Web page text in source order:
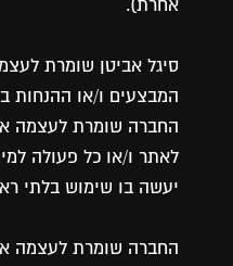
אחרת).
סיגל אביטן שומרת
המבצעים ו/או ההנחות
החברה שומרת לעצמה
לאתר ו/או כל פעולה
יעשה בו שימוש בלתי
החברה שומרת לעצמה